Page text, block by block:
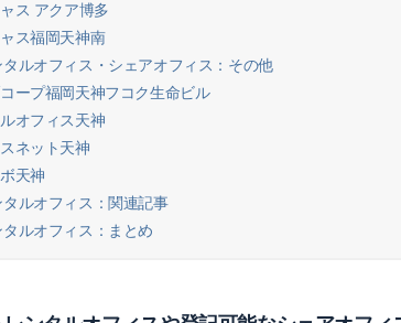
ス アクア博多
ス福岡天神南
ルオフィス・シェアオフィス：その他
ープ福岡天神フコク生命ビル
オフィス天神
ネット天神
天神
ルオフィス：関連記事
ルオフィス：まとめ